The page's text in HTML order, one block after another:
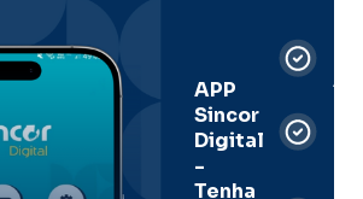
APP
Sincor
Digital
-
Tenha